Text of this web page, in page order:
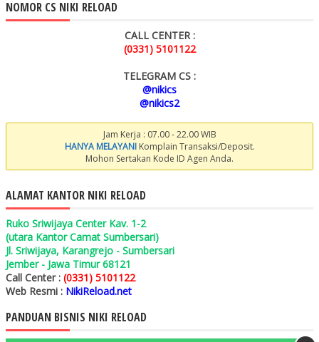
NOMOR CS NIKI RELOAD
CALL CENTER :
(0331) 5101122
TELEGRAM CS :
@nikics
@nikics2
Jam Kerja : 07.00 - 22.00 WIB
HANYA MELAYANIKomplain Transaksi/Deposit.
Mohon Sertakan Kode ID Agen Anda.
ALAMAT KANTOR NIKI RELOAD
Ruko Sriwijaya Center Kav. 1-2
(utara Kantor Camat Sumbersari)
Jl. Sriwijaya, Karangrejo - Sumbersari
Jember - Jawa Timur 68121
Call Center : (0331) 5101122
Web Resmi : NikiReload.net
PANDUAN BISNIS NIKI RELOAD